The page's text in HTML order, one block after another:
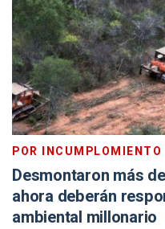
POR INCUMPLOMIENTO
Desmontaron más
ahora deberán
ambiental millonario